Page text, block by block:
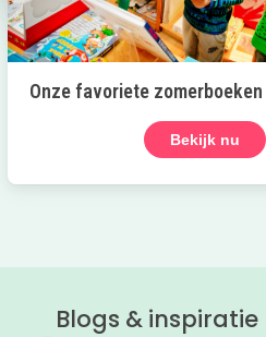
Onze favoriete
Bekijk nu
Blogs & inspiratie